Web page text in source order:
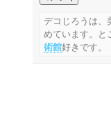
デコじろうは、
めています。
術館好きです。